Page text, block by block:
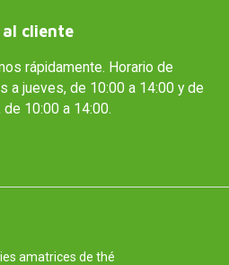
cliente
rápidamente. Horario de
a jueves, de 10:00 a 14:00 y de
10:00 a 14:00.
amatrices de thé